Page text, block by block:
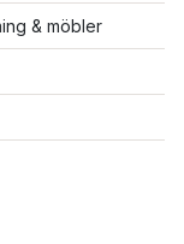
& möbler